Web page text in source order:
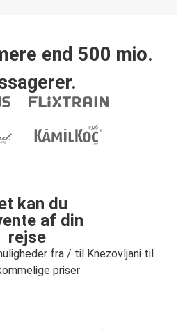
end 500 mio.
kan du
af din
rejse
fra / til Knezovljani til
priser